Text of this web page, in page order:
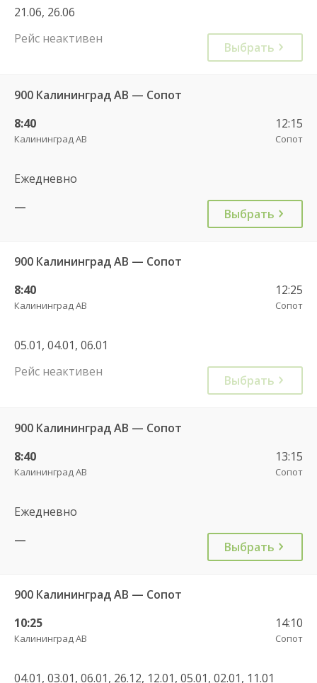
21.06, 26.06
Рейс неактивен
Выбрать
900 Калининград АВ — Сопот
8:40
Калининград АВ
12:15
Сопот
Ежедневно
—
Выбрать
900 Калининград АВ — Сопот
8:40
Калининград АВ
12:25
Сопот
05.01, 04.01, 06.01
Рейс неактивен
Выбрать
900 Калининград АВ — Сопот
8:40
Калининград АВ
13:15
Сопот
Ежедневно
—
Выбрать
900 Калининград АВ — Сопот
10:25
Калининград АВ
14:10
Сопот
04.01, 03.01, 06.01, 26.12, 12.01, 05.01, 02.01, 11.01